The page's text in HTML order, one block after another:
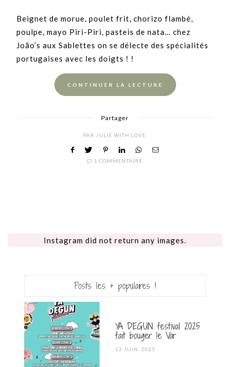
Beignet de morue, poulet frit, chorizo flambé,
poulpe, mayo Piri-Piri, pasteis de nata… chez
João’s aux Sablettes on se délecte des spécialités
portugaises avec les doigts ! !
CONTINUER LA LECTURE
Partager
PAR JULIE WITH LOVE
1 COMMENTAIRE
Instagram did not return any images.
Posts les + populaires !
YA DEGUN festival 2025
fait bouger le Var
POSTED
13 JUIN, 2025